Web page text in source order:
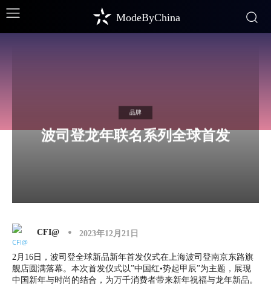
ModeByChina
品牌
波司登龙年联名系列全球首发
CFI@ 2023年12月21日
2月16日，波司登全球新品新年首发仪式在上海波司登南京东路旗
舰店圆满落幕。本次首发仪式以”中国红•势起甲辰”为主题，展现
中国新年与时尚的结合，为万千消费者带来新年祝福与龙年新品。